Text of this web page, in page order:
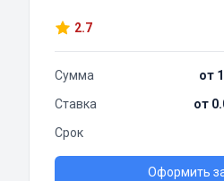
2.7
Сумма
от
Ставка
от
Срок
Оформить